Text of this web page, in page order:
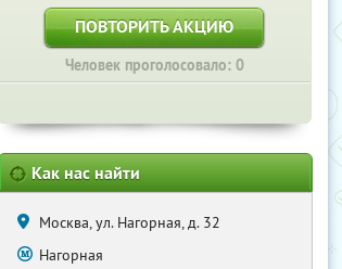
ПОВТОРИТЬ АКЦИЮ
Человек проголосовало: 0
Как нас найти
Москва, ул. Нагорная, д. 32
Нагорная